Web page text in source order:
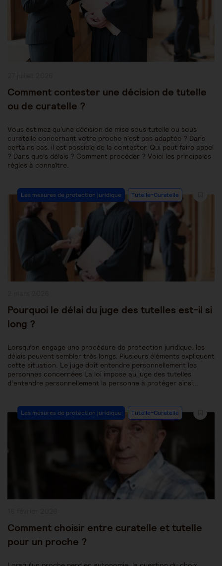
Comment contester une décision de tutelle
ou de curatelle ?
Vous estimez qu'une décision de mise sous tutelle ou sous
curatelle concernant votre proche n'est pas adaptée ? Dans
certains cas, il est possible de la contester. Qui peut faire appel
? Dans quels délais ? Comment procéder ? Voici les principales
règles à connaître.
Post
Category:
Les mesures de protection juridique Tutelle-Curatelle
Pourquoi le délai du juge des tutelles est-il si
long ?
Lorsqu’on engage une procédure de protection juridique, les
délais peuvent sembler très longs. Plusieurs éléments expliquent
cette situation. Le juge doit entendre personnellement les
personnes concernées La loi impose au juge des tutelles
d’entendre personnellement la personne à protéger ainsi…
Post
Category:
Les mesures de protection juridique Tutelle-Curatelle
Comment choisir entre curatelle et tutelle
pour un proche ?